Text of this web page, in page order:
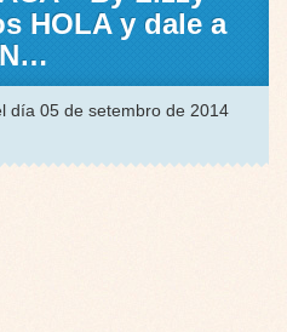
HOLA y dale a
día 05 de setembro de 2014